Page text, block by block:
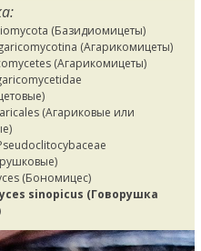
(Базидиомицеты)
(Агарикомицеты)
(Агарикомицеты)
(Агариковые или
(Бономицес)
sinopicus (Говорушка